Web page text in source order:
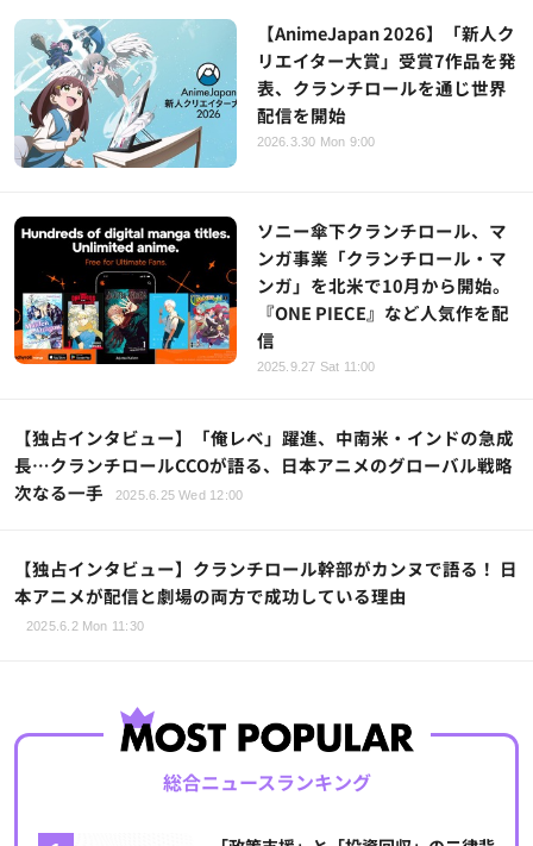
【AnimeJapan 2026】「新人ク
リエイター大賞」受賞7作品を発
表、クランチロールを通じ世界
配信を開始
2026.3.30 Mon 9:00
ソニー傘下クランチロール、マ
ンガ事業「クランチロール・マ
ンガ」を北米で10月から開始。
『ONE PIECE』など人気作を配
信
2025.9.27 Sat 11:00
【独占インタビュー】「俺レベ」躍進、中南米・インドの急成
長…クランチロールCCOが語る、日本アニメのグローバル戦略
次なる一手
2025.6.25 Wed 12:00
【独占インタビュー】クランチロール幹部がカンヌで語る！ 日
本アニメが配信と劇場の両方で成功している理由
2025.6.2 Mon 11:30
総合ニュースランキング